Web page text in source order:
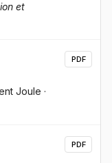
et
Joule ·
PDF
PDF